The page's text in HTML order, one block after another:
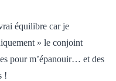
équilibre car je
» le conjoint
pour m’épanouir… et des
!